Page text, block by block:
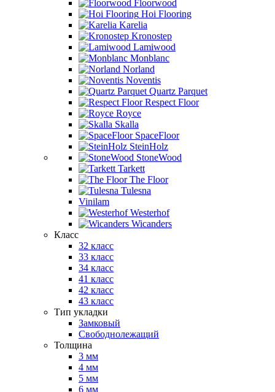
Floorwood
Hoi Flooring
Karelia
Kronostep
Lamiwood
Monblanc
Norland
Noventis
Quartz Parquet
Respect Floor
Royce
Skalla
SpaceFloor
SteinHolz
StoneWood
Tarkett
The Floor
Tulesna
Vinilam
Westerhof
Wicanders
Класс
32 класс
33 класс
34 класс
41 класс
42 класс
43 класс
Тип укладки
Замковый
Свободнолежащий
Толщина
3 мм
4 мм
5 мм
6 мм